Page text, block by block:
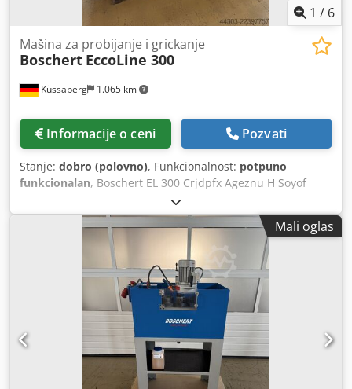
1 / 6
Küssaberg 1.065 km
Mašina za probijanje i grickanje
Boschert EccoLine 300
Informacije o ceni Pozvati
Stanje: dobro (polovno), Funkcionalnost: potpuno
funkcionalan, Boschert EL 300 Crjdpfx Ageznu H Soyof
Boschert EL 300 je ručna presa sa snagom udarca od 28
tona. Opremljena je nosačem alata Trumpf, što omogućava
ugradnju matrica do veličine III (prečnik kruga 105 mm).
Mogući su rad sa stalnim hodom, pojedinačnim hodom i
probnim radom. Pored standardne pedale, hod udarca se
može aktivirati i dvostrukom ručnom kontrolom, što je
posebno korisno kod obradaka kod kojih zaštitni pleksiglas
mora ostati na vrhu (npr. L-profil), čime se omogućava rad
pomoću dvostruke ručne kontrole. Integrisane fioke su
idealne za skladištenje alata za probijanje i dodatne
opreme. Jednostavno rukovanje i brza zamena alata čine
ovu mašinu dostupnom svima.
Mali oglas